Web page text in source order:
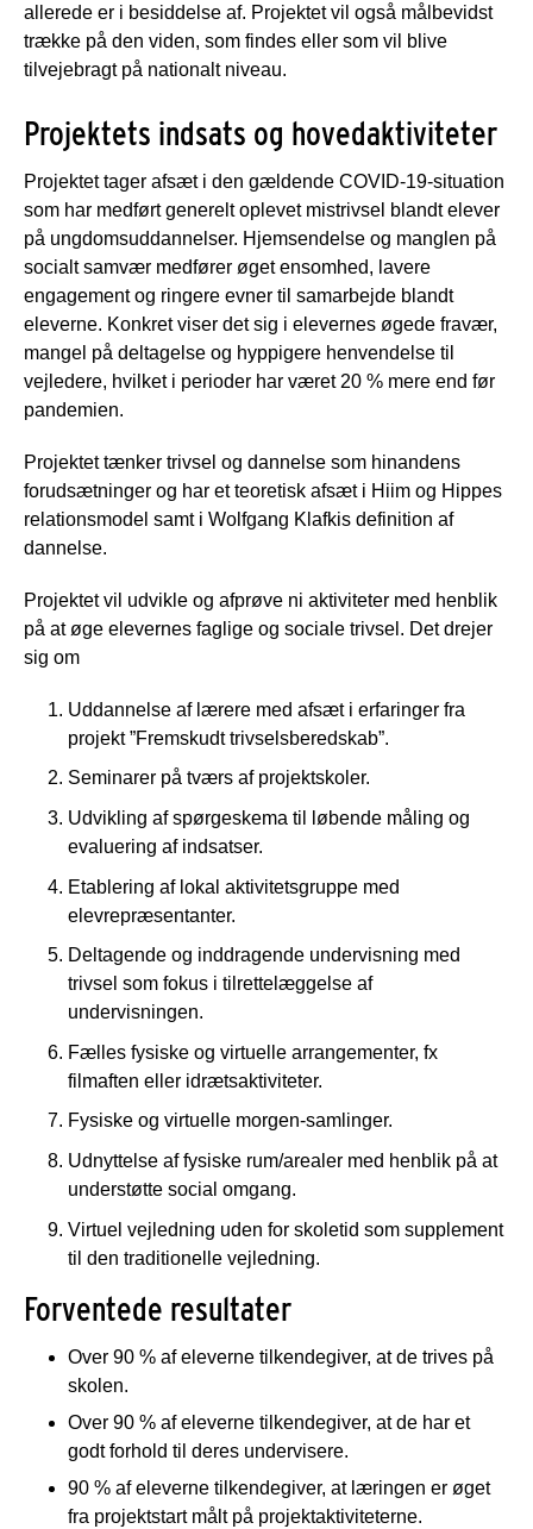
allerede er i besiddelse af. Projektet vil også målbevidst
trække på den viden, som findes eller som vil blive
tilvejebragt på nationalt niveau.
Projektets indsats og hovedaktiviteter
Projektet tager afsæt i den gældende COVID-19-situation
som har medført generelt oplevet mistrivsel blandt elever
på ungdomsuddannelser. Hjemsendelse og manglen på
socialt samvær medfører øget ensomhed, lavere
engagement og ringere evner til samarbejde blandt
eleverne. Konkret viser det sig i elevernes øgede fravær,
mangel på deltagelse og hyppigere henvendelse til
vejledere, hvilket i perioder har været 20 % mere end før
pandemien.
Projektet tænker trivsel og dannelse som hinandens
forudsætninger og har et teoretisk afsæt i Hiim og Hippes
relationsmodel samt i Wolfgang Klafkis definition af
dannelse.
Projektet vil udvikle og afprøve ni aktiviteter med henblik
på at øge elevernes faglige og sociale trivsel. Det drejer
sig om
Uddannelse af lærere med afsæt i erfaringer fra
projekt ”Fremskudt trivselsberedskab”.
Seminarer på tværs af projektskoler.
Udvikling af spørgeskema til løbende måling og
evaluering af indsatser.
Etablering af lokal aktivitetsgruppe med
elevrepræsentanter.
Deltagende og inddragende undervisning med
trivsel som fokus i tilrettelæggelse af
undervisningen.
Fælles fysiske og virtuelle arrangementer, fx
filmaften eller idrætsaktiviteter.
Fysiske og virtuelle morgen-samlinger.
Udnyttelse af fysiske rum/arealer med henblik på at
understøtte social omgang.
Virtuel vejledning uden for skoletid som supplement
til den traditionelle vejledning.
Forventede resultater
Over 90 % af eleverne tilkendegiver, at de trives på
skolen.
Over 90 % af eleverne tilkendegiver, at de har et
godt forhold til deres undervisere.
90 % af eleverne tilkendegiver, at læringen er øget
fra projektstart målt på projektaktiviteterne.